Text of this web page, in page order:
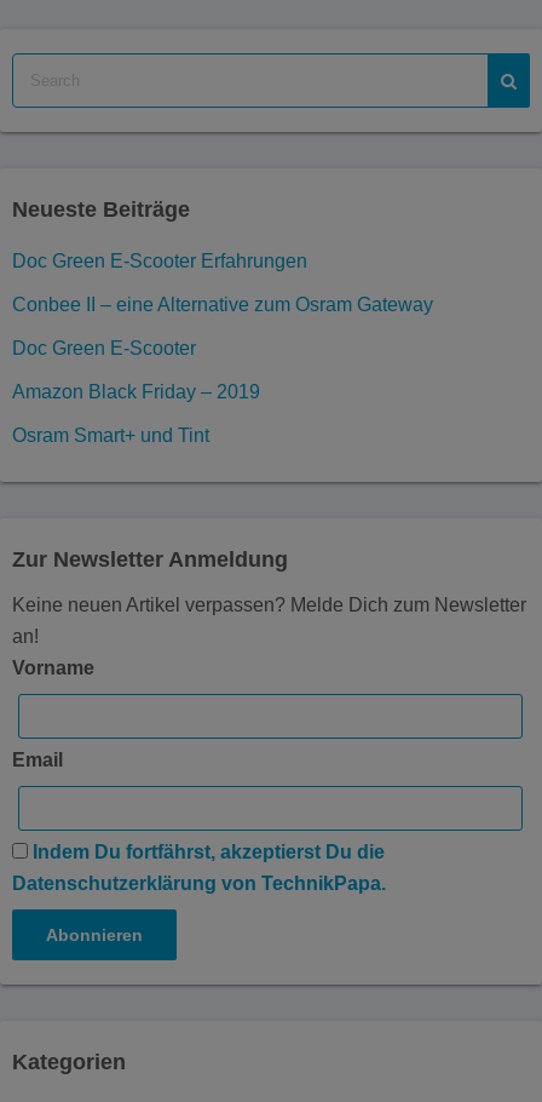
Neueste Beiträge
Doc Green E-Scooter Erfahrungen
Conbee II – eine Alternative zum Osram Gateway
Doc Green E-Scooter
Amazon Black Friday – 2019
Osram Smart+ und Tint
Zur Newsletter Anmeldung
Keine neuen Artikel verpassen? Melde Dich zum Newsletter
an!
Vorname
Email
Indem Du fortfährst, akzeptierst Du die
Datenschutzerklärung von TechnikPapa.
Kategorien